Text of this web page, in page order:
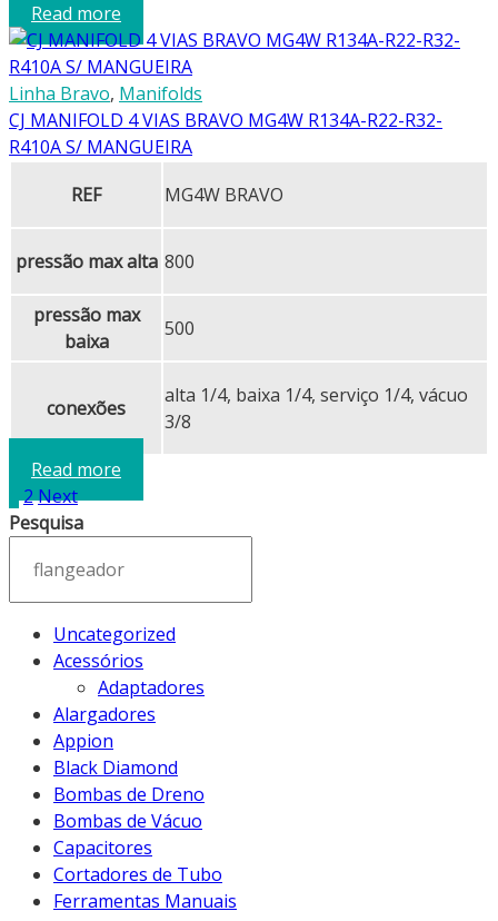
Read more
Linha Bravo, Manifolds
CJ MANIFOLD 4 VIAS BRAVO MG4W R134A-R22-R32-
R410A S/ MANGUEIRA
REF
MG4W BRAVO
pressão max alta 800
pressão max
baixa
500
conexões
alta 1/4, baixa 1/4, serviço 1/4, vácuo
3/8
Read more
2Next
Pesquisa
Uncategorized
Acessórios
Adaptadores
Alargadores
Appion
Black Diamond
Bombas de Dreno
Bombas de Vácuo
Capacitores
Cortadores de Tubo
Ferramentas Manuais